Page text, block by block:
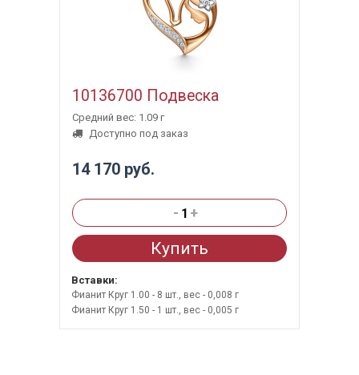
10136700 Подвеска
Средний вес: 1.09 г
Доступно под заказ
14 170 руб.
- +
Купить
Вставки:
Фианит Круг 1.00 - 8 шт., вес - 0,008 г
Фианит Круг 1.50 - 1 шт., вес - 0,005 г